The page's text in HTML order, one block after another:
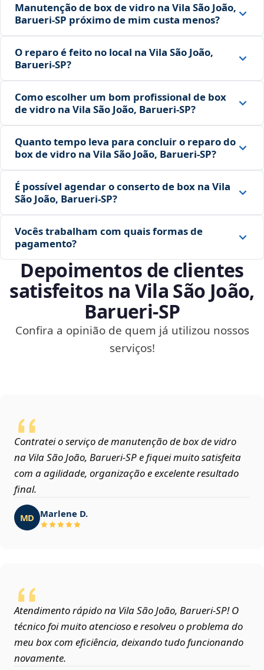
Manutenção de box de vidro na Vila São João,
Barueri‑SP próximo de mim custa menos?
O reparo é feito no local na Vila São João,
Barueri‑SP?
Como escolher um bom profissional de box
de vidro na Vila São João, Barueri‑SP?
Quanto tempo leva para concluir o reparo do
box de vidro na Vila São João, Barueri‑SP?
É possível agendar o conserto de box na Vila
São João, Barueri‑SP?
Vocês trabalham com quais formas de
pagamento?
Depoimentos de clientes
satisfeitos na Vila São João,
Barueri‑SP
Confira a opinião de quem já utilizou nossos
serviços!
Contratei o serviço de manutenção de box de vidro
na Vila São João, Barueri‑SP e fiquei muito satisfeita
com a agilidade, organização e excelente resultado
final.
MD Marlene D.
Atendimento rápido na Vila São João, Barueri‑SP! O
técnico foi muito atencioso e resolveu o problema do
meu box com eficiência, deixando tudo funcionando
novamente.